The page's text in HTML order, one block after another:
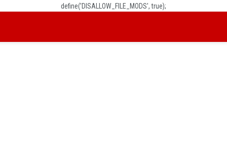
define('DISALLOW_FILE_MODS', true);